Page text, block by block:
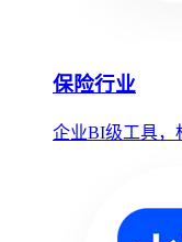
保险行业
企业BI级工具，